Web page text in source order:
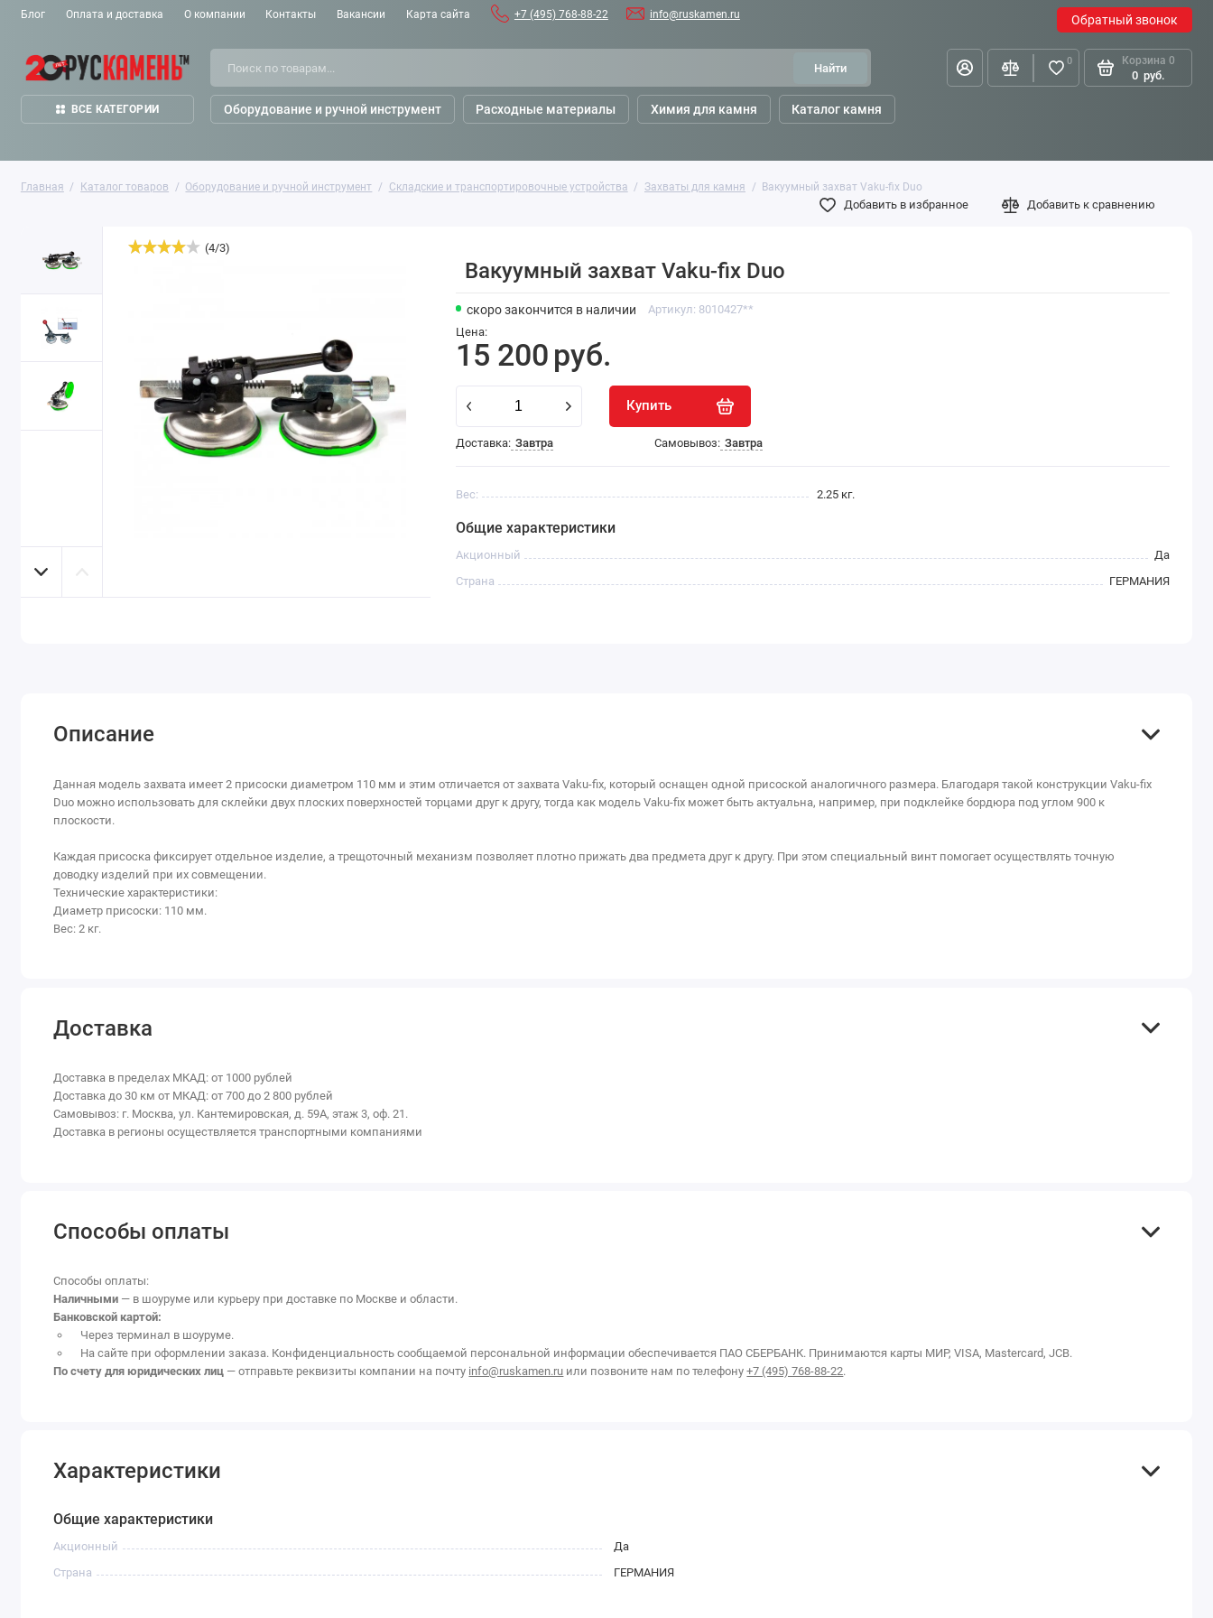
Блог Оплата и доставка О компании Контакты Вакансии Карта сайта +7 (495) 768-88-22 info@ruskamen.ru Обратный звонок
Найти 0 Корзина 0
0 руб.
ВСЕ КАТЕГОРИИ Оборудование и ручной инструмент Расходные материалы Химия для камня Каталог камня
Главная Каталог товаров Оборудование и ручной инструмент Складские и транспортировочные устройства Захваты для камня Вакуумный захват Vaku-fix Duo
(4/3)
Вакуумный захват Vaku-fix Duo
Добавить в избранное Добавить к сравнению
скоро закончится в наличии Артикул: 8010427**
Цена:
15 200 руб.
Купить
Доставка: Завтра Самовывоз: Завтра
Вес: 2.25кг.
Общие характеристики
Акционный
Да
Страна
ГЕРМАНИЯ
Описание
Данная модель захвата имеет 2 присоски диаметром 110 мм и этим отличается от захвата Vaku-fix, который оснащен одной присоской аналогичного размера. Благодаря такой конструкции Vaku-fix
Duo можно использовать для склейки двух плоских поверхностей торцами друг к другу, тогда как модель Vaku-fix может быть актуальна, например, при подклейке бордюра под углом 900 к
плоскости.
Каждая присоска фиксирует отдельное изделие, а трещоточный механизм позволяет плотно прижать два предмета друг к другу. При этом специальный винт помогает осуществлять точную
доводку изделий при их совмещении.
Технические характеристики:
Диаметр присоски: 110 мм.
Вес: 2 кг.
Доставка
Доставка в пределах МКАД: от 1000 рублей
Доставка до 30 км от МКАД: от 700 до 2 800 рублей
Самовывоз: г. Москва, ул. Кантемировская, д. 59А, этаж 3, оф. 21.
Доставка в регионы осуществляется транспортными компаниями
Способы оплаты
Способы оплаты:
Наличными — в шоуруме или курьеру при доставке по Москве и области.
Банковской картой:
Через терминал в шоуруме.
На сайте при оформлении заказа. Конфиденциальность сообщаемой персональной информации обеспечивается ПАО СБЕРБАНК. Принимаются карты МИР, VISA, Mastercard, JCB.
По счету для юридических лиц — отправьте реквизиты компании на почту info@ruskamen.ru или позвоните нам по телефону+7 (495) 768-88-22.
Характеристики
Общие характеристики
Акционный
Да
Страна
ГЕРМАНИЯ